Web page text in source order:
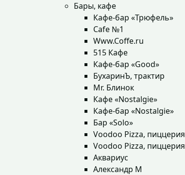
Бары, кафе
Кафе-бар «Трюфель»
Cafe №1
Www.Coffe.ru
515 Кафе
Кафе-бар «Good»
БухаринЪ, трактир
Mr. Блинок
Кафе «Nostalgie»
Кафе-бар «Nostalgie»
Бар «Solo»
Voodoo Pizza, пиццерия
Voodoo Pizza, пиццерия
Аквариус
Александр М